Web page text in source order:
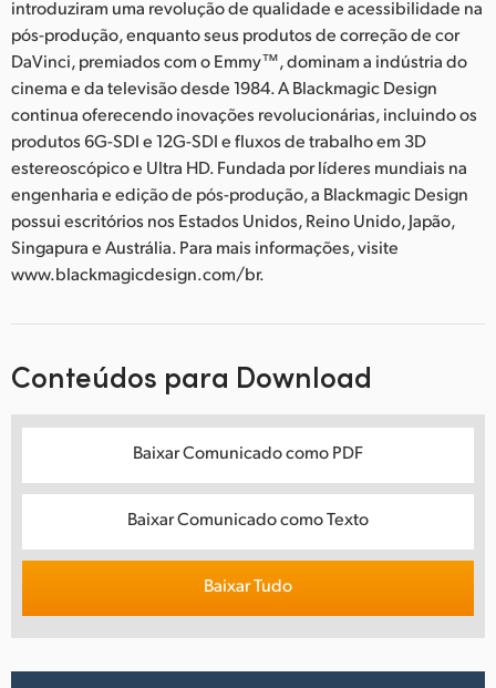
introduziram uma revolução de qualidade e acessibilidade na
pós-produção, enquanto seus produtos de correção de cor
DaVinci, premiados com o Emmy™, dominam a indústria do
cinema e da televisão desde 1984. A Blackmagic Design
continua oferecendo inovações revolucionárias, incluindo os
produtos 6G-SDI e 12G-SDI e fluxos de trabalho em 3D
estereoscópico e Ultra HD. Fundada por líderes mundiais na
engenharia e edição de pós-produção, a Blackmagic Design
possui escritórios nos Estados Unidos, Reino Unido, Japão,
Singapura e Austrália. Para mais informações, visite
www.blackmagicdesign.com/br.
Conteúdos para Download
Baixar Comunicado como PDF
Baixar Comunicado como Texto
Baixar Tudo